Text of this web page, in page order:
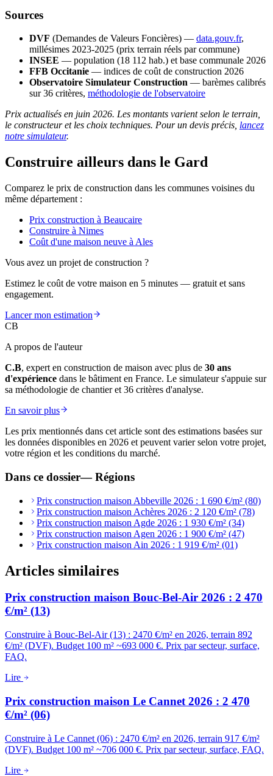
Sources
DVF (Demandes de Valeurs Foncières) — data.gouv.fr,
millésimes 2023-2025 (prix terrain réels par commune)
INSEE — population (18 112 hab.) et base communale 2026
FFB Occitanie — indices de coût de construction 2026
Observatoire Simulateur Construction — barèmes calibrés
sur 36 critères, méthodologie de l'observatoire
Prix actualisés en juin 2026. Les montants varient selon le terrain,
le constructeur et les choix techniques. Pour un devis précis, lancez
notre simulateur.
Construire ailleurs dans le Gard
Comparez le prix de construction dans les communes voisines du
même département :
Prix construction à Beaucaire
Construire à Nimes
Coût d'une maison neuve à Ales
Vous avez un projet de construction ?
Estimez le coût de votre maison en 5 minutes — gratuit et sans
engagement.
Lancer mon estimation
CB
A propos de l'auteur
C.B, expert en construction de maison avec plus de 30 ans
d'expérience dans le bâtiment en France. Le simulateur s'appuie sur
sa méthodologie de chantier et 36 critères d'analyse.
En savoir plus
Les prix mentionnés dans cet article sont des estimations basées sur
les données disponibles en 2026 et peuvent varier selon votre projet,
votre région et les conditions du marché.
Dans ce dossier—Régions
Prix construction maison Abbeville 2026 : 1 690 €/m² (80)
Prix construction maison Achères 2026 : 2 120 €/m² (78)
Prix construction maison Agde 2026 : 1 930 €/m² (34)
Prix construction maison Agen 2026 : 1 900 €/m² (47)
Prix construction maison Ain 2026 : 1 919 €/m² (01)
Articles similaires
Prix construction maison Bouc-Bel-Air 2026 : 2 470
€/m² (13)
Construire à Bouc-Bel-Air (13) : 2470 €/m² en 2026, terrain 892
€/m² (DVF). Budget 100 m² ~693 000 €. Prix par secteur, surface,
FAQ.
Lire
Prix construction maison Le Cannet 2026 : 2 470
€/m² (06)
Construire à Le Cannet (06) : 2470 €/m² en 2026, terrain 917 €/m²
(DVF). Budget 100 m² ~706 000 €. Prix par secteur, surface, FAQ.
Lire